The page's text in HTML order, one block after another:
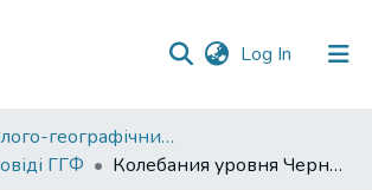
Log In (current)
03. Геолого-географічний факультет
ГГФ
Колебания уровня Черного моря и адаптационная стратегия древнего человека за последние 30 тысяч лет